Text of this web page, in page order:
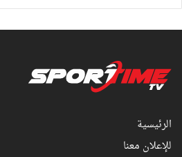
الرئيسية
للإعلان معنا